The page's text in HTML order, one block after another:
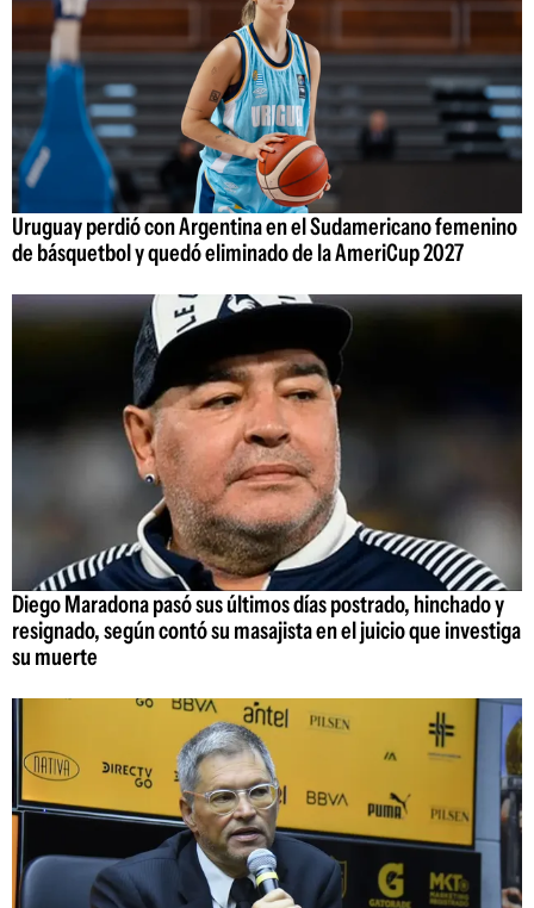
Uruguay perdió con Argentina en el Sudamericano femenino
de básquetbol y quedó eliminado de la AmeriCup 2027
Diego Maradona pasó sus últimos días postrado, hinchado y
resignado, según contó su masajista en el juicio que investiga
su muerte